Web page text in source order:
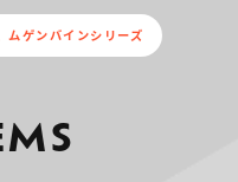
ムゲンバインシリーズ